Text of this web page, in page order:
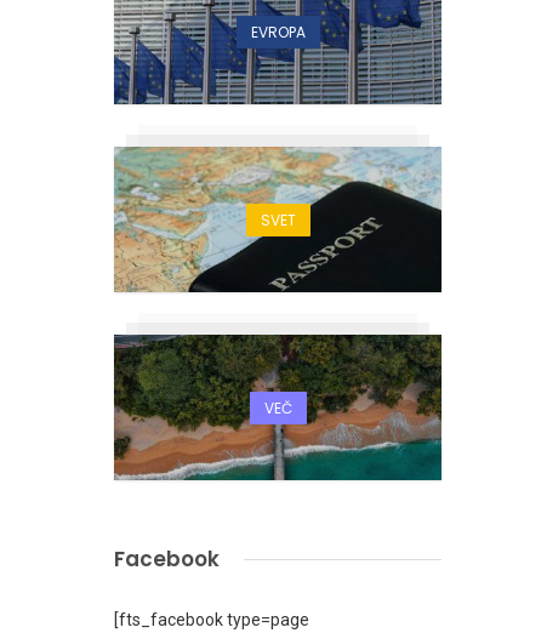
EVROPA
SVET
VEČ
Facebook
[fts_facebook type=page